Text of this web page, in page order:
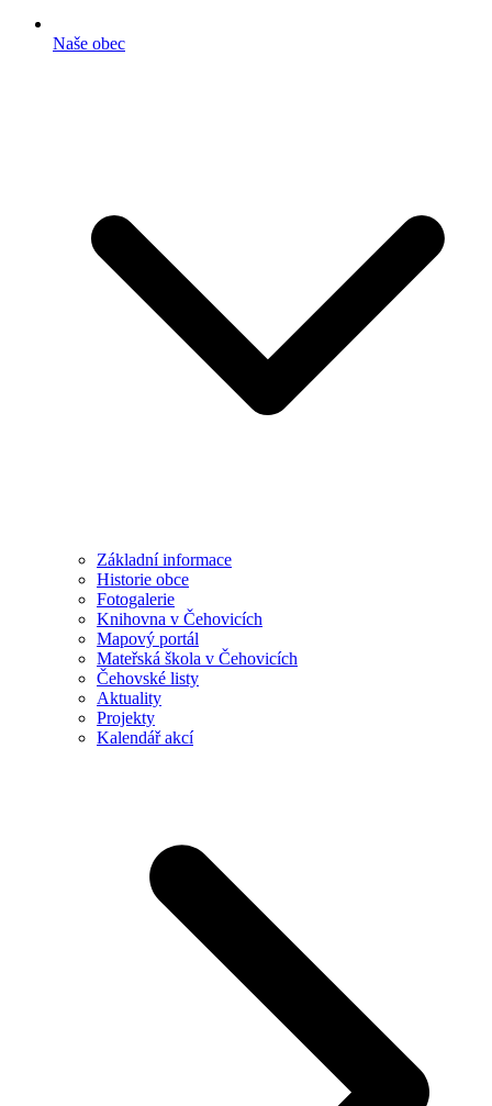
Naše obec
Základní informace
Historie obce
Fotogalerie
Knihovna v Čehovicích
Mapový portál
Mateřská škola v Čehovicích
Čehovské listy
Aktuality
Projekty
Kalendář akcí